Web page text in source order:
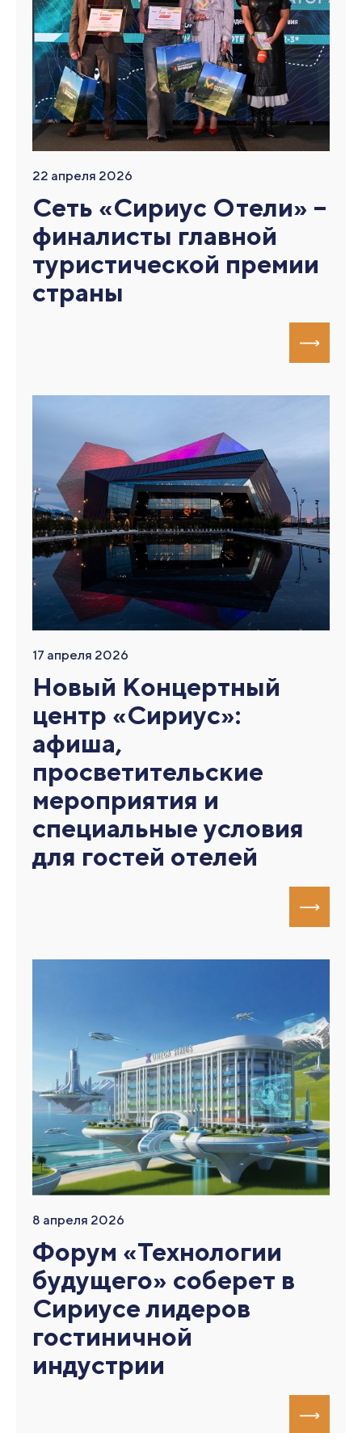
22 апреля 2026
Сеть «Сириус Отели» –
финалисты главной
туристической премии
страны
17 апреля 2026
Новый Концертный
центр «Сириус»:
афиша,
просветительские
мероприятия и
специальные условия
для гостей отелей
8 апреля 2026
Форум «Технологии
будущего» соберет в
Сириусе лидеров
гостиничной
индустрии